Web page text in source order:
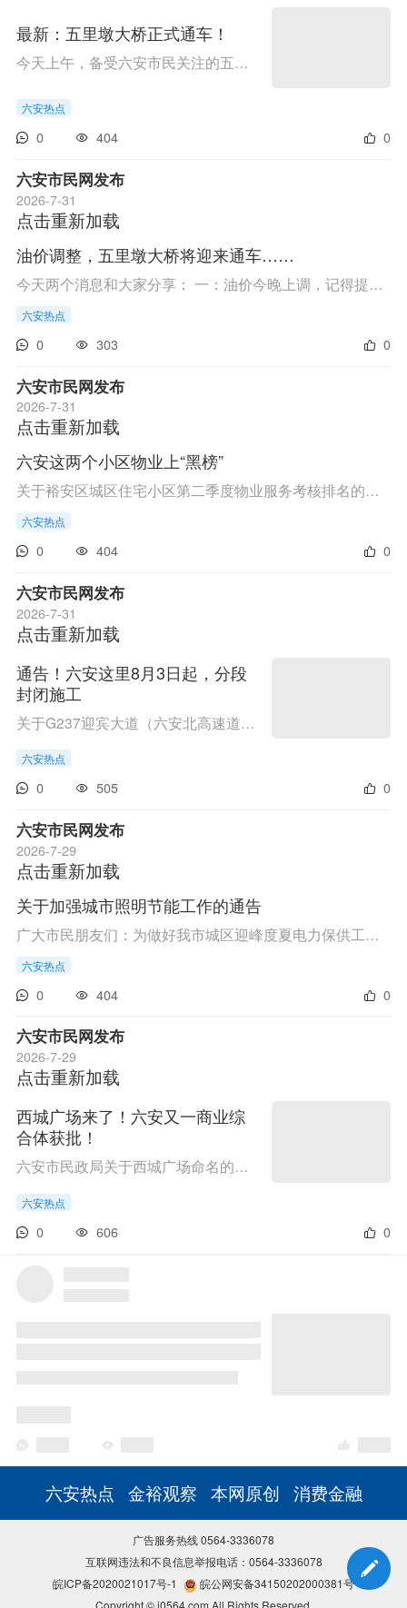
最新：五里墩大桥正式通车！
今天上午，备受六安市民关注的五里墩大桥重建工程顺利竣工通车。这座横跨淠河总干渠、串联城区东西的重要民生桥梁，以全新姿态投入使用，为市民出行带来极大便利。据悉，新建的五里墩大桥全长110米，桥面拓宽至51.5米，升级为双向八车道城市主干道。配套独立...
六安热点
0 404 0
六安市民网发布
2026-7-31
点击重新加载
油价调整，五里墩大桥将迎来通车……
今天两个消息和大家分享： 一：油价今晚上调，记得提前加油！ 根据国家成品油价格调整安排，2026年7月31日24时起，国内汽、柴油价格将迎来上调。调整后92号汽油7.92元/升，95号汽油8.47元/升，0号柴油7.67元/升。按一般家用汽车油箱50升容量估测，加满一箱9...
六安热点
0 303 0
六安市民网发布
2026-7-31
点击重新加载
六安这两个小区物业上“黑榜”
关于裕安区城区住宅小区第二季度物业服务考核排名的通报各物业服务企业：《裕安区住宅小区物业服务考核办法(暂行)》规定，在90分以上的A级小区，列入第二季度“红榜”;在60分以下的D级小区，列入第二季度“黑榜”。2026年6月，通过对裕安区住宅小区物业服务企...
六安热点
0 404 0
六安市民网发布
2026-7-31
点击重新加载
通告！六安这里8月3日起，分段
封闭施工
关于G237迎宾大道（六安北高速道口至平安路口）段分段封闭施工的通告因G237六安北高速道口至平安路口段路面修复养护工程项目建设，需要对G237迎宾大道六安北高速北侧道口至平安路口段分段封闭施工。为确保该工程安全、顺利施工，根据《中华人民共和国道路交通...
六安热点
0 505 0
六安市民网发布
2026-7-29
点击重新加载
关于加强城市照明节能工作的通告
广大市民朋友们：为做好我市城区迎峰度夏电力保供工作，按照省管局、省直机关工委、省发展改革委《关于推进全省公共机构节约用电助力能源电力保供的若干举措》（皖管节能[2026]10号）文件要求，拟对城区照明设施采取节能管控。现将有关事项通告如下：1、在保...
六安热点
0 404 0
六安市民网发布
2026-7-29
点击重新加载
西城广场来了！六安又一商业综
合体获批！
六安市民政局关于西城广场命名的公告经市住房和城乡建设局批准，新建商业综合体命名为西城广场。根据《地名管理条例》规定，现予以公告。标准地名罗马字母拼写所属政区位置描述批准机关批准时间西城广场Xīchéng Guǎngchǎng安徽省六安市裕安区东至丹霞公馆...
六安热点
0 606 0
六安热点 金裕观察 本网原创 消费金融
广告服务热线 0564-3336078
互联网违法和不良信息举报电话：0564-3336078
皖ICP备2020021017号-1
皖公网安备34150202000381号